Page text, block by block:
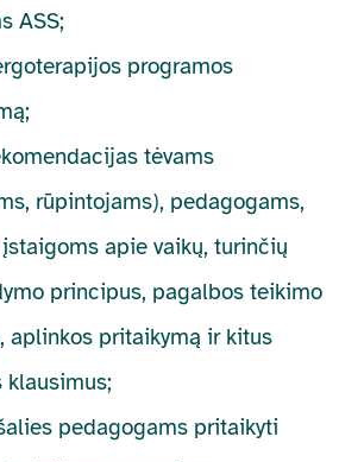
ASS;
programos
tėvams
rūpintojams), pedagogams,
apie vaikų, turinčių
principus, pagalbos teikimo
aplinkos pritaikymą ir kitus
klausimus;
pedagogams pritaikyti